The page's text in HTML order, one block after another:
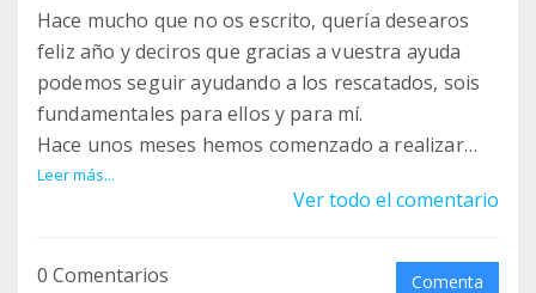
Hace mucho que no os escrito, quería desearos
feliz año y deciros que gracias a vuestra ayuda
podemos seguir ayudando a los rescatados, sois
fundamentales para ellos y para mí.
Hace unos meses hemos comenzado a realizar
test de enfermedades porque sospechaba que
había mucha filaria en el refugio y por desgracia
hemos tenido 7 positivos, casi finalizados los
Leer más...
Ver todo el comentario
0 Comentarios Comenta